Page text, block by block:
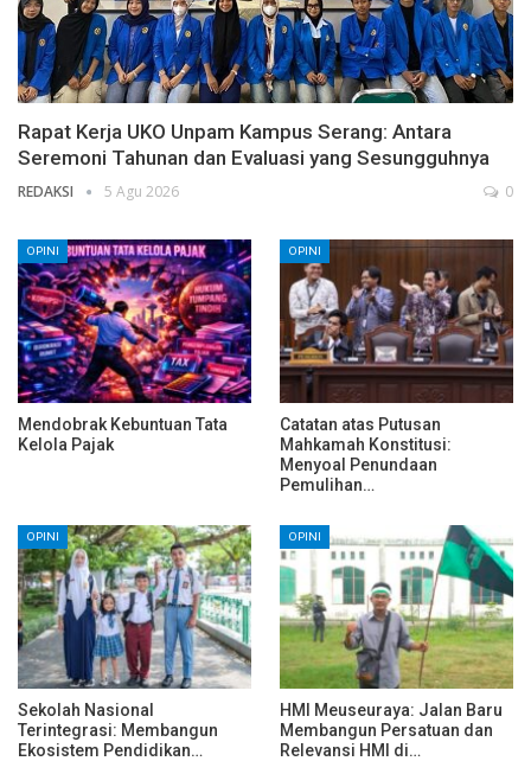
Rapat Kerja UKO Unpam Kampus Serang: Antara
Seremoni Tahunan dan Evaluasi yang Sesungguhnya
REDAKSI 5 Agu 2026 0
OPINI
Mendobrak Kebuntuan Tata
Kelola Pajak
OPINI
Catatan atas Putusan
Mahkamah Konstitusi:
Menyoal Penundaan
Pemulihan…
OPINI
Sekolah Nasional
Terintegrasi: Membangun
Ekosistem Pendidikan…
OPINI
HMI Meuseuraya: Jalan Baru
Membangun Persatuan dan
Relevansi HMI di…